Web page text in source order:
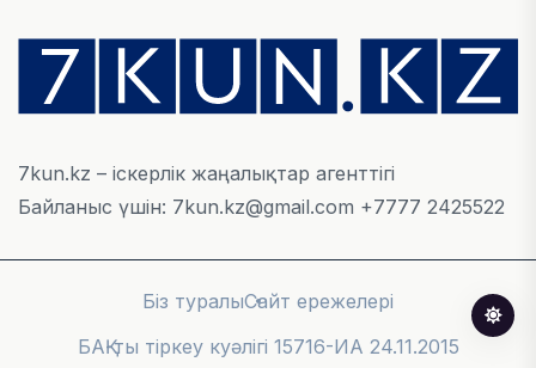
ҚАРЖЫ
Отбасы банктің қолдауымен 1,5 жыл ішінде 40
мыңға жуық отбасы қоныс тойын тойлады
Freedom Travel іссапар ұйымдастыратын ЖИ
7kun.kz – іскерлік жаңалықтар агенттігі
Байланыс үшін: 7kun.kz@gmail.com +7777 2425522
Біз туралыСайт ережелері
БАҚ-ты тіркеу куәлігі 15716-ИА 24.11.2015